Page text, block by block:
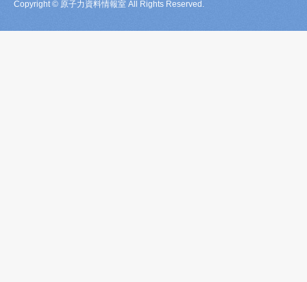
Copyright © 原子力資料情報室 All Rights Reserved.